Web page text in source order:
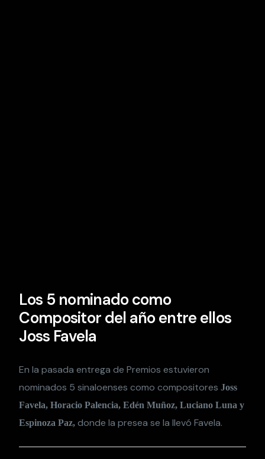
Los 5 nominado como
Compositor del año entre ellos
Joss Favela
En la pasada entrega de Premios estuvieron
nominados 5 sinaloenses como compositoresJoss
Favela, Horacio Palencia, Edén Muñoz, Luciano Luna y
Espinoza Paz, donde la presea se la llevó Favela.